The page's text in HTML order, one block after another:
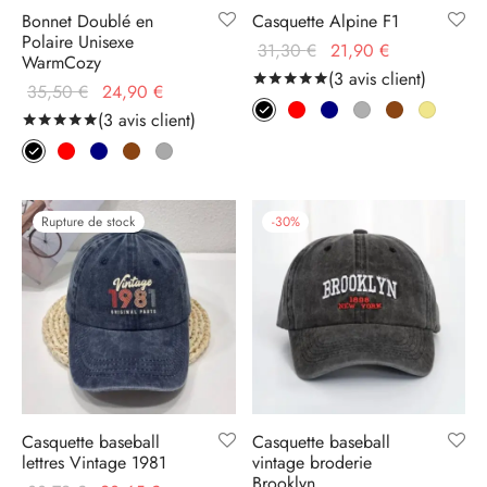
Bonnet Doublé en
Polaire Unisexe
WarmCozy
35,50€ Le prix
initial
était :
24,90 €
actuel
est :
Notésur 5 basé sur notations client
(3 avis client)
Casquette Alpine F1
31,30€ Le prix
initial
était :
21,90 €
actuel
est :
Notésur 5 basé sur
(3 avis client)
Rupture de stock
Casquette baseball
lettres Vintage 1981
-30%
Casquette baseball
vintage broderie